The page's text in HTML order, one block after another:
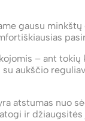
gausu
– ant
aukščio
atstumas nuo
ir džiaugsitės